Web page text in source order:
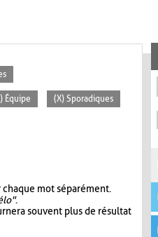
Équipe (X) Sporadiques
mot séparément.
.
souvent plus de résultat